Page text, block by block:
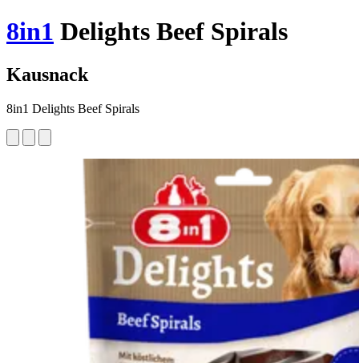
8in1 Delights Beef Spirals
Kausnack
8in1 Delights Beef Spirals